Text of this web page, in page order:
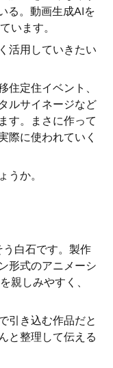
る。動画生成AIを
います。
活用していきたい
住定住イベント、
ルサイネージなど
す。まさに作って
際に使われていく
うか。
白石です。製作
形式のアニメーシ
親しみやすく、
引き込む作品だと
と整理して伝える